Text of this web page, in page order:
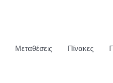
Μεταθέσεις Πίνακες